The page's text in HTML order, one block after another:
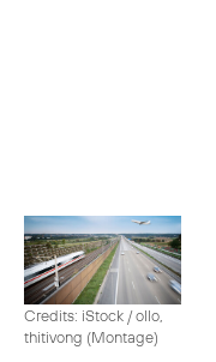
Credits: iStock / ollo,
thitivong (Montage)